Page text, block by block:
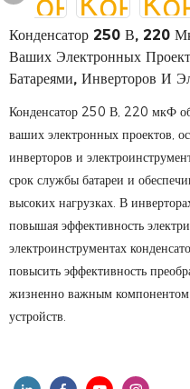
Конденсатор 250 В, 220
Ваших Электронных
Батареями, Инверторов И
Конденсатор 250 В, 220 мкФ
ваших электронных проектов,
инверторов и
срок службы батареи и
высоких нагрузках. В
повышая эффективность
электроинструментах
повысить эффективность
жизненно важным
устройств.